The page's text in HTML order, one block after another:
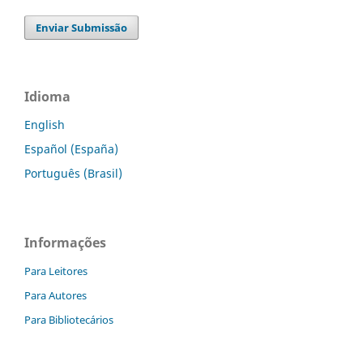
Enviar Submissão
Idioma
English
Español (España)
Português (Brasil)
Informações
Para Leitores
Para Autores
Para Bibliotecários